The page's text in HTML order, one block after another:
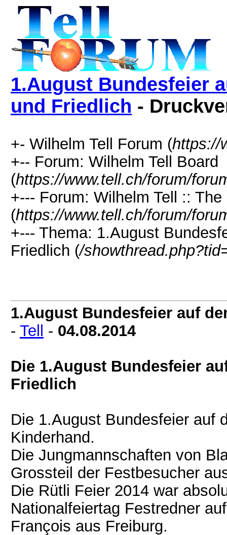
1.August Bundesfeier
und Friedlich -
+- Wilhelm Tell Forum (https://
+-- Forum: Wilhelm Tell Board
(https://www.tell.ch/forum/
+--- Forum: Wilhelm Tell ::
(https://www.tell.ch/forum/
+--- Thema: 1.August
Friedlich (/
1.August Bundesfeier auf
- Tell - 04.08.2014
Die 1.August Bundesfeier
Friedlich
Die 1.August Bundesfeier auf
Kinderhand.
Die Jungmannschaften von
Grossteil der Festbesucher
Die Rütli Feier 2014 war
Nationalfeiertag Festredner
François aus Freiburg.